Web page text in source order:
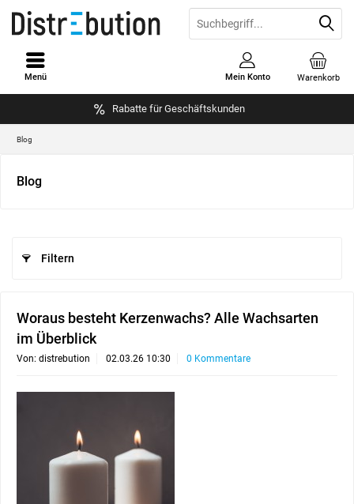
Rabatte für Geschäftskunden
Warenkorb
Mein Konto
Menü
Blog
Blog
Filtern
Woraus besteht Kerzenwachs? Alle Wachsarten
im Überblick
Von: distrebution 02.03.26 10:30 0 Kommentare